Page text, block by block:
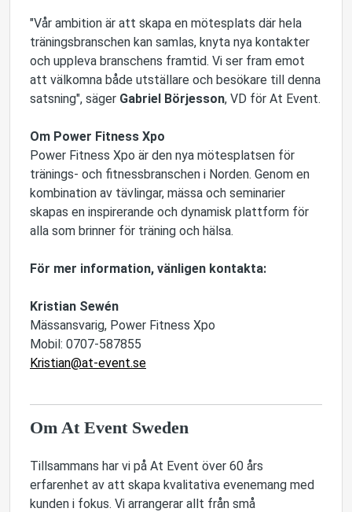
"Vår ambition är att skapa en mötesplats där hela
träningsbranschen kan samlas, knyta nya kontakter
och uppleva branschens framtid. Vi ser fram emot
att välkomna både utställare och besökare till denna
satsning", säger Gabriel Börjesson, VD för At Event.
Om Power Fitness Xpo
Power Fitness Xpo är den nya mötesplatsen för
tränings- och fitnessbranschen i Norden. Genom en
kombination av tävlingar, mässa och seminarier
skapas en inspirerande och dynamisk plattform för
alla som brinner för träning och hälsa.
För mer information, vänligen kontakta:
Kristian Sewén
Mässansvarig, Power Fitness Xpo
Mobil: 0707-587855
Kristian@at-event.se
Om At Event Sweden
Tillsammans har vi på At Event över 60 års
erfarenhet av att skapa kvalitativa evenemang med
kunden i fokus. Vi arrangerar allt från små